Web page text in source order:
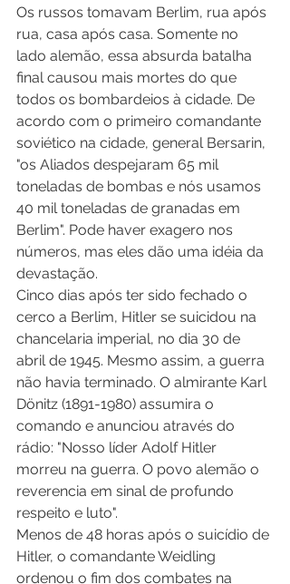
Os russos tomavam Berlim, rua após
rua, casa após casa. Somente no
lado alemão, essa absurda batalha
final causou mais mortes do que
todos os bombardeios à cidade. De
acordo com o primeiro comandante
soviético na cidade, general Bersarin,
"os Aliados despejaram 65 mil
toneladas de bombas e nós usamos
40 mil toneladas de granadas em
Berlim". Pode haver exagero nos
números, mas eles dão uma idéia da
devastação.
Cinco dias após ter sido fechado o
cerco a Berlim, Hitler se suicidou na
chancelaria imperial, no dia 30 de
abril de 1945. Mesmo assim, a guerra
não havia terminado. O almirante Karl
Dönitz (1891-1980) assumira o
comando e anunciou através do
rádio: "Nosso líder Adolf Hitler
morreu na guerra. O povo alemão o
reverencia em sinal de profundo
respeito e luto".
Menos de 48 horas após o suicídio de
Hitler, o comandante Weidling
ordenou o fim dos combates na